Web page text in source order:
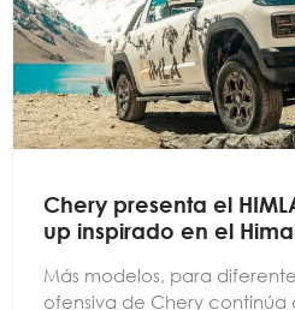
Chery presenta el
up inspirado en el
Más modelos, para
ofensiva de Chery